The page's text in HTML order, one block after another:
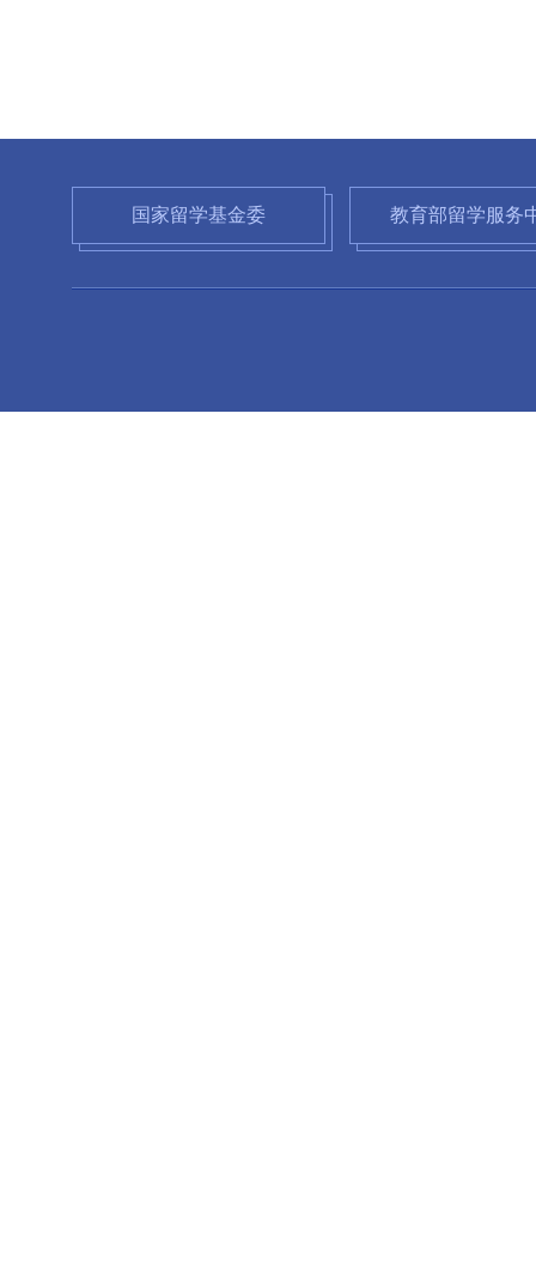
国家留学基金委 教育部留学服务